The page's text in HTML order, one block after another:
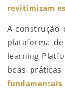
revitimizam
A construção
plataforma de
learning
boas práticas